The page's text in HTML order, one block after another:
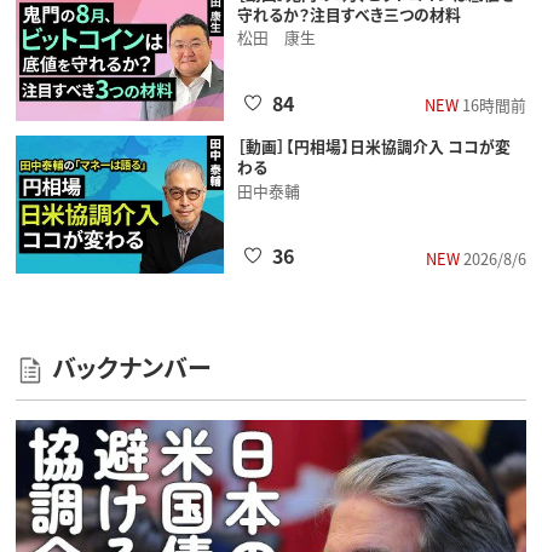
守れるか？注目すべき三つの材料
松田 康生
NEW16時間前
84
［動画］【円相場】日米協調介入 ココが変
わる
田中泰輔
NEW2026/8/6
36
バックナンバー